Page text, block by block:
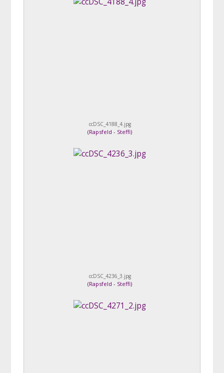
ccDSC_4188_4.jpg
(Rapsfeld - Steffi)
ccDSC_4236_3.jpg
(Rapsfeld - Steffi)